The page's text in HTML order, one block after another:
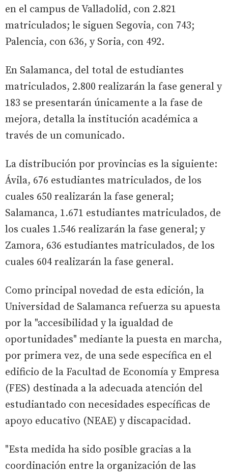
en el campus de Valladolid, con 2.821
matriculados; le siguen Segovia, con 743;
Palencia, con 636, y Soria, con 492.
En Salamanca, del total de estudiantes
matriculados, 2.800 realizarán la fase general y
183 se presentarán únicamente a la fase de
mejora, detalla la institución académica a
través de un comunicado.
La distribución por provincias es la siguiente:
Ávila, 676 estudiantes matriculados, de los
cuales 650 realizarán la fase general;
Salamanca, 1.671 estudiantes matriculados, de
los cuales 1.546 realizarán la fase general; y
Zamora, 636 estudiantes matriculados, de los
cuales 604 realizarán la fase general.
Como principal novedad de esta edición, la
Universidad de Salamanca refuerza su apuesta
por la "accesibilidad y la igualdad de
oportunidades" mediante la puesta en marcha,
por primera vez, de una sede específica en el
edificio de la Facultad de Economía y Empresa
(FES) destinada a la adecuada atención del
estudiantado con necesidades específicas de
apoyo educativo (NEAE) y discapacidad.
"Esta medida ha sido posible gracias a la
coordinación entre la organización de las